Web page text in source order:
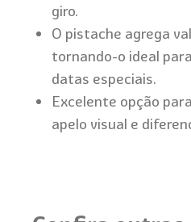
giro.
O pistache agrega
tornando-o ideal
datas especiais.
Excelente opção
apelo visual e